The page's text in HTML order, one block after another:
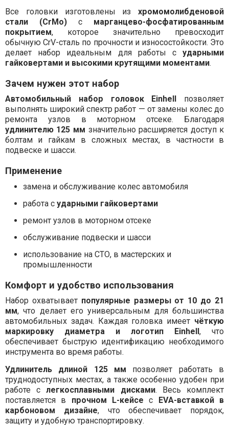
Все головки изготовлены изхромомолибденовой
стали (CrMo)с марганцево-фосфатированным
покрытием, которое значительно превосходит
обычную CrV-сталь по прочности и износостойкости. Это
делает набор идеальным для работы сударными
гайковертами и высокими крутящими моментами.
Зачем нужен этот набор
Автомобильный набор головок Einhell
позволяет
выполнять широкий спектр работ — от замены колес до
ремонта узлов в моторном отсеке. Благодаря
удлинителю 125 мм значительно расширяется доступ к
болтам и гайкам в сложных местах, в частности в
подвеске и шасси.
Применение
замена и обслуживание колес автомобиля
работа с ударными гайковертами
ремонт узлов в моторном отсеке
обслуживание подвески и шасси
использование на СТО, в мастерских и
промышленности
Комфорт и удобство использования
Набор охватывает популярные размеры от 10 до 21
мм, что делает его универсальным для большинства
автомобильных задач. Каждая головка имеет чёткую
маркировку диаметра и логотип Einhell, что
обеспечивает быструю идентификацию необходимого
инструмента во время работы.
Удлинитель длиной 125 мм позволяет работать в
труднодоступных местах, а также особенно удобен при
работе слегкосплавными дисками. Весь комплект
поставляется в прочном L-кейсе с EVA-вставкой в
карбоновом дизайне, что обеспечивает порядок,
защиту и удобную транспортировку.